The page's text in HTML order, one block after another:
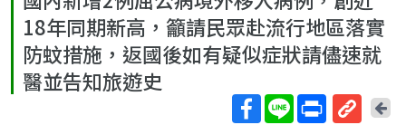
18年同期新高，籲請民眾赴流行地區落實
防蚊措施，返國後如有疑似症狀請儘速就
醫並告知旅遊史
回